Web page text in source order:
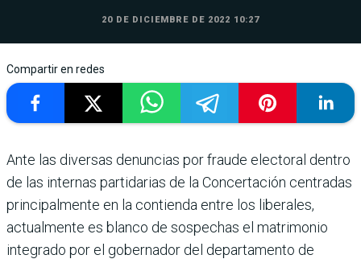
20 DE DICIEMBRE DE 2022 10:27
Compartir en redes
Ante las diversas denuncias por fraude electoral dentro
de las internas partidarias de la Concertación centradas
principalmente en la contienda entre los liberales,
actualmente es blanco de sospechas el matrimonio
integrado por el gobernador del departamento de